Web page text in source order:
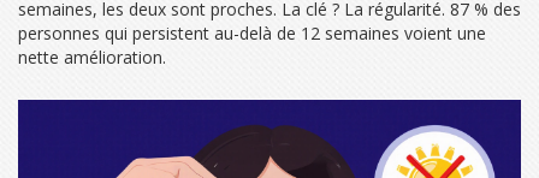
semaines, les deux sont proches. La clé ? La régularité. 87 % des
personnes qui persistent au-delà de 12 semaines voient une
nette amélioration.